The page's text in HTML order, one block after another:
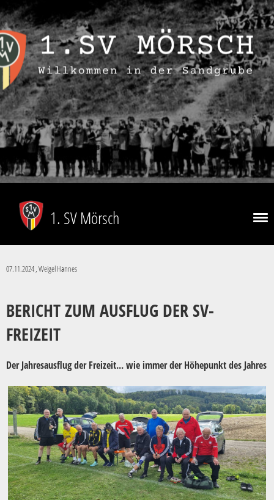
1. SV Mörsch
07.11.2024, Weigel Hannes
BERICHT ZUM AUSFLUG DER SV-
FREIZEIT
Der Jahresausflug der Freizeit... wie immer der Höhepunkt des Jahres